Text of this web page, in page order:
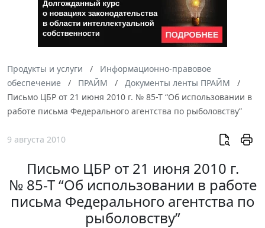
Продукты и услуги
Информационно-правовое
обеспечение
ПРАЙМ
Документы ленты ПРАЙМ
Письмо ЦБР от 21 июня 2010 г. № 85-Т “Об использовании в
работе письма Федерального агентства по рыболовству”
9 августа 2010
Письмо ЦБР от 21 июня 2010 г.
№ 85-Т “Об использовании в работе
письма Федерального агентства по
рыболовству”